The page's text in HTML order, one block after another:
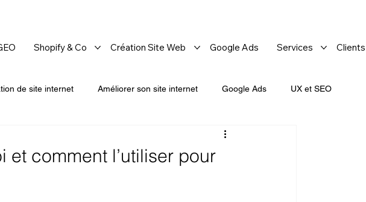
Shopify & Co Création Site Web Google Ads Services Clients
de site internet Améliorer son site internet Google Ads UX et SEO
comment l’utiliser pour